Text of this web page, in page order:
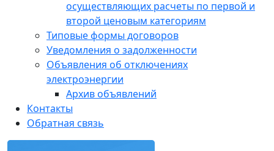
осуществляющих расчеты по первой и
второй ценовым категориям
Типовые формы договоров
Уведомления о задолженности
Объявления об отключениях
электроэнергии
Архив объявлений
Контакты
Обратная связь